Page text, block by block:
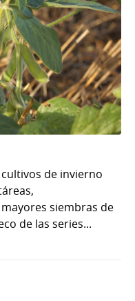
de invierno
siembras de
de las series...